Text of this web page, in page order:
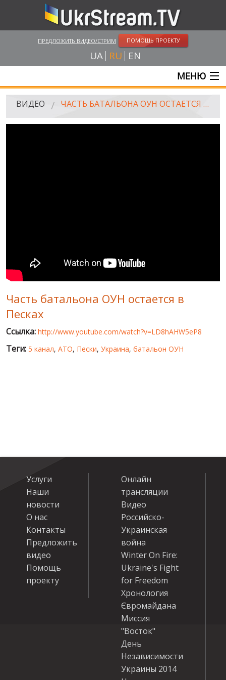
ПРЕДЛОЖИТЬ ВИДЕО/СТРИМ ПОМОЩЬ ПРОЕКТУ
UA RU EN
МЕНЮ
ГЛАВНАЯ
ПУБЛИЧНЫЕ ЛЮДИ
РОССИЙСКО-УКРАИНСКАЯ ВОЙНА
WINTER ON FIRE: UKRAINE'S FIGHT FOR FREEDOM
ХРОНОЛОГИЯ ЄВРОМАЙДАНА
ВИДЕО ЧАСТЬ БАТАЛЬОНА ОУН ОСТАЕТСЯ В ПЕСКАХ
Часть батальона ОУН остается в
Песках
Ссылка: http://www.youtube.com/watch?v=LD8hAHW5eP8
Теги: 5 канал, АТО, Пески, Украина, батальон ОУН
Услуги
Наши
новости
О нас
Контакты
Предложить
видео
Помощь
проекту
Онлайн
трансляции
Видео
Российско-
Украинская
война
Winter On Fire:
Ukraine's Fight
for Freedom
Хронология
Євромайдана
Миссия
"Восток"
День
Независимости
Украины 2014